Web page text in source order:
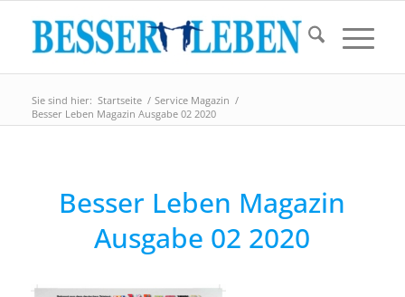
Sie sind hier: Startseite / Service Magazin /
Besser Leben Magazin Ausgabe 02 2020
Besser Leben Magazin
Ausgabe 02 2020